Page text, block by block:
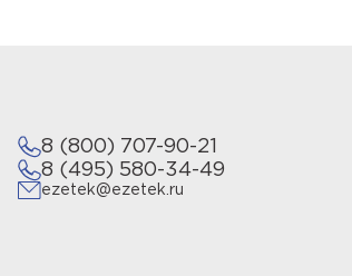
8 (800) 707-90-21
8 (495) 580-34-49
ezetek@ezetek.ru